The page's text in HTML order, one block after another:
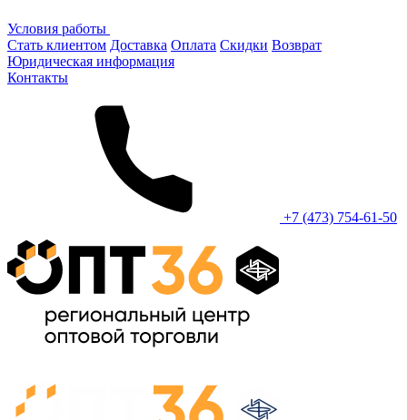
Условия работы
Стать клиентом Доставка Оплата Скидки Возврат
Юридическая информация
Контакты
+7 (473) 754-61-50